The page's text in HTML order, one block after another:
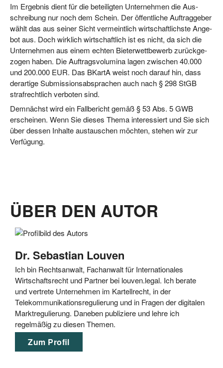
Im Ergeb­nis dient für die betei­lig­ten Unter­neh­men die Aus­
schrei­bung nur noch dem Schein. Der öffent­li­che Auf­trag­ge­ber
wählt das aus sei­ner Sicht ver­meint­lich wirt­schaft­lichs­te Ange­
bot aus. Doch wirk­lich wirt­schaft­lich ist es nicht, da sich die
Unter­neh­men aus einem ech­ten Bie­ter­wett­be­werb zurück­ge­
zo­gen haben. Die Auf­trags­vo­lu­mi­na lagen zwi­schen 40.000
und 200.000 EUR. Das BKar­tA weist noch dar­auf hin, dass
der­ar­ti­ge Sub­mis­si­ons­ab­spra­chen auch nach § 298 StGB
straf­recht­lich ver­bo­ten sind.
Dem­nächst wird ein Fall­be­richt gemäß § 53 Abs. 5 GWB
erschei­nen. Wenn Sie die­ses The­ma inter­es­siert und Sie sich
über des­sen Inhal­te aus­tau­schen möch­ten, ste­hen wir zur
Verfügung.
ÜBER DEN AUTOR
Dr. Sebastian Louven
Ich bin Rechtsanwalt, Fachanwalt für Internationales
Wirtschaftsrecht und Partner bei louven.legal. Ich berate
und vertrete Unternehmen im Kartellrecht, in der
Telekommunikationsregulierung und in Fragen der digitalen
Marktregulierung. Daneben publiziere und lehre ich
regelmäßig zu diesen Themen.
Zum Profil